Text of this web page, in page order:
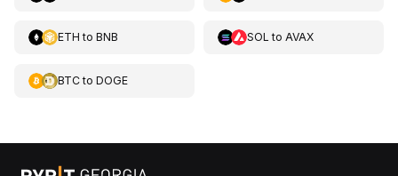
ETH to BNB SOL to AVAX
BTCto DOGE